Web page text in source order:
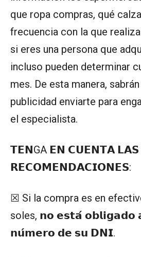
que ropa compras, qué
frecuencia con la que
si eres una persona que
incluso pueden determinar
mes. De esta manera,
publicidad enviarte para
el especialista.
𝗧𝗘𝗡GA 𝗘𝗡 𝗖𝗨𝗘𝗡𝗧𝗔
𝗥𝗘𝗖𝗢𝗠𝗘𝗡𝗗𝗔𝗖𝗜𝗢𝗡𝗘𝗦:
☒ Si la compra es en
soles, 𝗻𝗼 𝗲𝘀𝘁𝗮́ 𝗼𝗯𝗹𝗶𝗴𝗮𝗱𝗼
𝗻𝘂́𝗺𝗲𝗿𝗼 𝗱𝗲 𝘀𝘂 𝗗𝗡𝗜.